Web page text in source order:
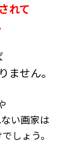
れて
ません。
い画家は
しょう。